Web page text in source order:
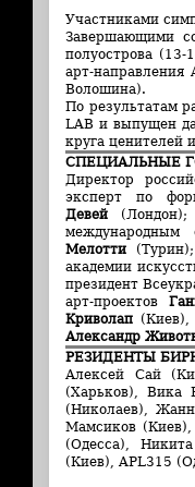
Участниками
Завершающими
полуострова
арт-
Волошина).
По результатам
LAB и выпущен
круга ценителей
СПЕЦИАЛЬНЫЕ
Директор
эксперт по
Девей (Лондон);
Мелотти
академии
президент
арт-проектов
Криволап (Киев),
Александр
РЕЗИДЕНТЫ
Алексей Сай
(Харьков), Вика
(Николаев),
Мамсиков
(Одесса),
(Киев), APL315